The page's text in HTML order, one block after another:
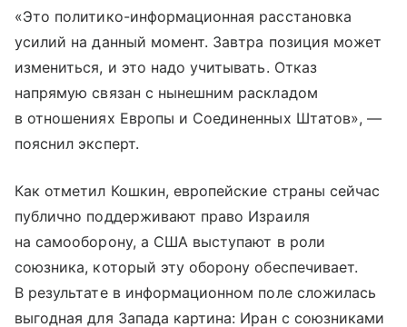
«Это политико-информационная расстановка
усилий на данный момент. Завтра позиция может
измениться, и это надо учитывать. Отказ
напрямую связан с нынешним раскладом
в отношениях Европы и Соединенных Штатов», —
пояснил эксперт.
Как отметил Кошкин, европейские страны сейчас
публично поддерживают право Израиля
на самооборону, а США выступают в роли
союзника, который эту оборону обеспечивает.
В результате в информационном поле сложилась
выгодная для Запада картина: Иран с союзниками